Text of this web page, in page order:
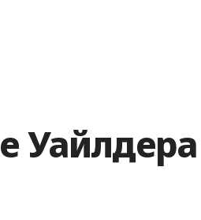
Уайлдера